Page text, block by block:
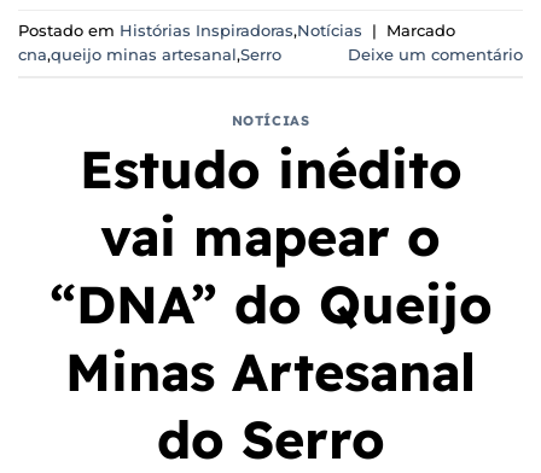
Postado em Histórias Inspiradoras,Notícias |
Marcado
cna,queijo minas artesanal,Serro Deixe um comentário
NOTÍCIAS
Estudo inédito
vai mapear o
“DNA” do Queijo
Minas Artesanal
do Serro